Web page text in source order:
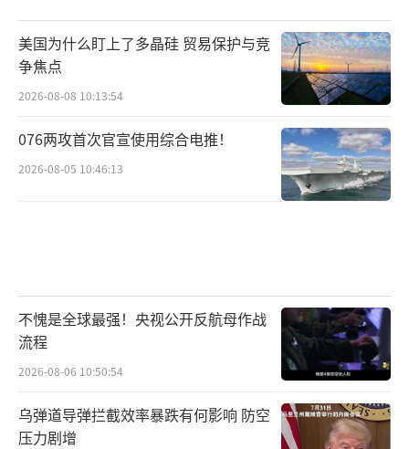
美国为什么盯上了多晶硅 贸易保护与竞
争焦点
2026-08-08 10:13:54
076两攻首次官宣使用综合电推！
2026-08-05 10:46:13
不愧是全球最强！央视公开反航母作战
流程
2026-08-06 10:50:54
乌弹道导弹拦截效率暴跌有何影响 防空
压力剧增